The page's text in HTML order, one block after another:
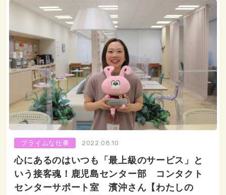
プライムな仕事 2022.08.10
心にあるのはいつも「最上級のサービス」と
いう接客魂！鹿児島センター部 コンタクト
センターサポート室 濱沖さん【わたしの